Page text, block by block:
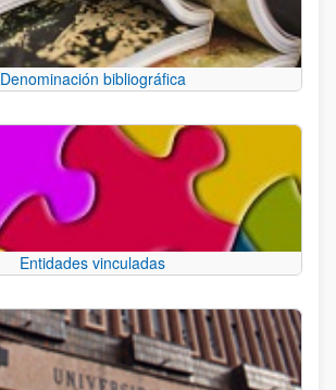
Denominación bibliográfica
Entidades vinculadas